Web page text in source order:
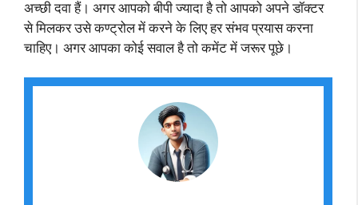
अच्छी दवा हैं। अगर आपको बीपी ज्यादा है तो आपको अपने डॉक्टर
से मिलकर उसे कण्ट्रोल में करने के लिए हर संभव प्रयास करना
चाहिए। अगर आपका कोई सवाल है तो कमेंट में जरूर पूछे।